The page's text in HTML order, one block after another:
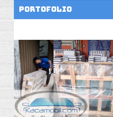
Portofolio